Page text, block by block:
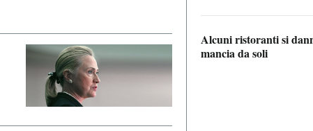
Alcuni ristoranti si
mancia da soli